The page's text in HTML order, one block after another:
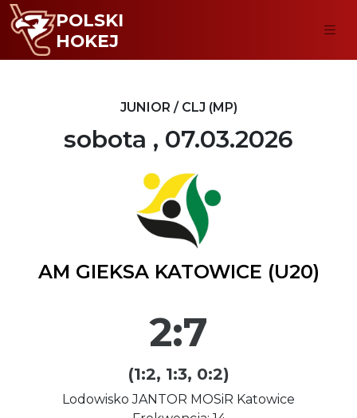
POLSKI
HOKEJ
JUNIOR / CLJ (MP)
sobota , 07.03.2026
AM GIEKSA KATOWICE (U20)
2:7
(1:2, 1:3, 0:2)
Lodowisko JANTOR MOSiR Katowice